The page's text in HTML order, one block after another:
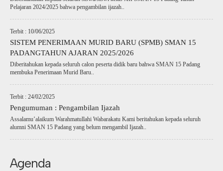
Pelajaran 2024/2025 bahwa pengambilan ijazah..
Terbit : 10/06/2025
SISTEM PENERIMAAN MURID BARU (SPMB) SMAN 15
PADANGTAHUN AJARAN 2025/2026
Diberitahukan kepada seluruh calon peserta didik baru bahwa SMAN 15 Padang
membuka Penerimaan Murid Baru..
Terbit : 24/02/2025
Pengumuman : Pengambilan Ijazah
Assalamu’alaikum Warahmatullahi Wabarakatu Kami beritahukan kepada seluruh
alumni SMAN 15 Padang yang belum mengambil Ijazah..
Agenda